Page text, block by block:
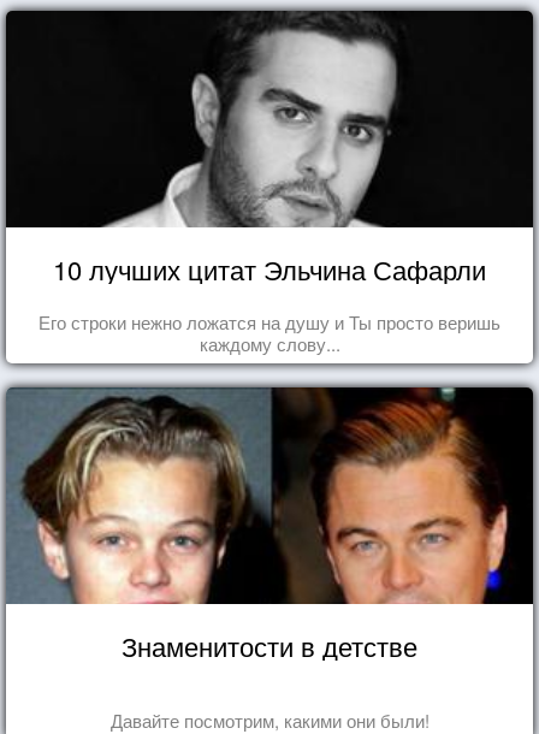
10 лучших цитат Эльчина Сафарли
Его строки нежно ложатся на душу и Ты просто веришь
каждому слову...
Знаменитости в детстве
Давайте посмотрим, какими они были!